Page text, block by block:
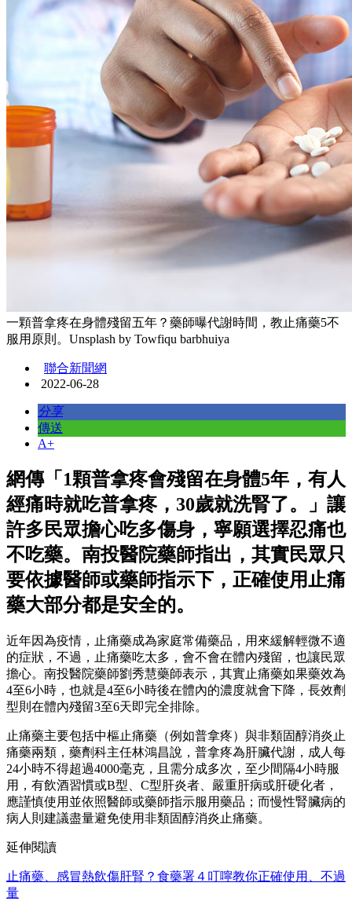
一顆普拿疼在身體殘留五年？藥師曝代謝時間，教止痛藥5不
服用原則。Unsplash by Towfiqu barbhuiya
聯合新聞網
2022-06-28
分享
傳送
A+
網傳「1顆普拿疼會殘留在身體5年，有人
經痛時就吃普拿疼，30歲就洗腎了。」讓
許多民眾擔心吃多傷身，寧願選擇忍痛也
不吃藥。南投醫院藥師指出，其實民眾只
要依據醫師或藥師指示下，正確使用止痛
藥大部分都是安全的。
近年因為疫情，止痛藥成為家庭常備藥品，用來緩解輕微不適
的症狀，不過，止痛藥吃太多，會不會在體內殘留，也讓民眾
擔心。南投醫院藥師劉秀慧藥師表示，其實止痛藥如果藥效為
4至6小時，也就是4至6小時後在體內的濃度就會下降，長效劑
型則在體內殘留3至6天即完全排除。
止痛藥主要包括中樞止痛藥（例如普拿疼）與非類固醇消炎止
痛藥兩類，藥劑科主任林鴻昌說，普拿疼為肝臟代謝，成人每
24小時不得超過4000毫克，且需分成多次，至少間隔4小時服
用，有飲酒習慣或B型、C型肝炎者、嚴重肝病或肝硬化者，
應謹慎使用並依照醫師或藥師指示服用藥品；而慢性腎臟病的
病人則建議盡量避免使用非類固醇消炎止痛藥。
延伸閱讀
止痛藥、感冒熱飲傷肝腎？食藥署４叮嚀教你正確使用、不過
量